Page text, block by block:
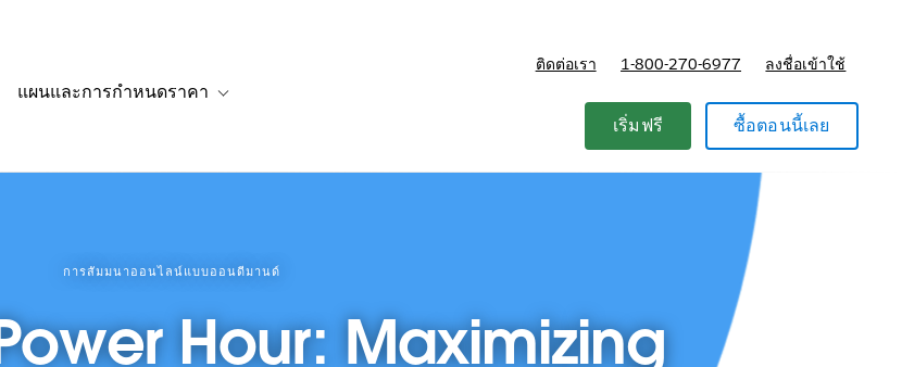
ค้าโซลูชัน
แผนและการกำหนดราคา
ติดต่อเรา 1-800-270-6977 ลงชื่อเข้าใช้
เริ่มฟรี ซื้อตอนนี้เลย
การสัมมนาออนไลน์แบบออนดีมานด์
Hour: Maximizing